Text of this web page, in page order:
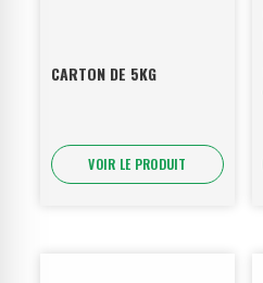
CARTON DE 5KG
VOIR LE PRODUIT